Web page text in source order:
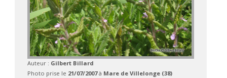
Auteur : Gilbert Billard
Photo prise le 21/07/2007à Mare de Villelonge (38)